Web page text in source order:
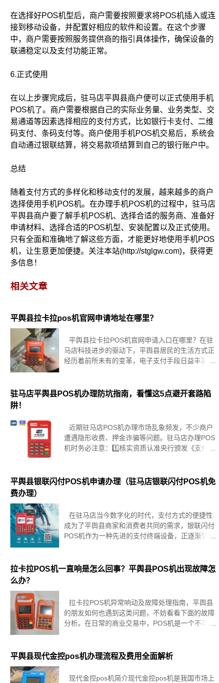
在选择好POS机型后，商户需要按照要求将POS机插入或连
接到移动设备，并配置好相应的软件和设置。在这个步骤
中，商户需要按照服务提供商的指引具体操作，确保设备的
联通稳定以及支付功能正常。
6.正式使用
在以上步骤完成后，驻马店平舆县商户便可以正式使用手机
POS机了。商户需要根据自己的实际业务量、业务类型、交
易通道等因素选择相应的支付方式，比如银行卡支付、二维
码支付、条码支付等。商户使用手机POS机交易后，系统会
自动通过银联结算，将交易款项结算到自己的银行账户中。
总结
随着支付方式的多样化和移动支付的发展，越来越多的商户
选择使用手机POS机。在办理手机POS机的过程中，驻马店
平舆县商户要了解手机POS机、选择合适的服务商、准备好
申请材料、选择合适的POS机型、安装配置以及正式使用。
只有全面和准确地了解这些方面，才能更好地使用手机POS
机，让生意更加便捷。关注本站(http://stglgw.com)，获得更
多信息！
相关文章
平舆县拉卡拉pos机官网申请地址在哪里？
平舆县拉卡拉POS机官网申请入口在哪里？在驻
马店科技进步的驱动下，平舆县居民的生活方式正
经历着前所未有的变革，电子支付手段日益丰富，
的兴趣渐增。本篇文章将
驻马店平舆县POS机办理防坑指南，看懂这5点避开套路陷
阱！
近期驻马店POS机办理市场乱象频发，不少商户
遭遇隐形收费、押金诈骗等问题。驻马店办理POS
机时务必注意：1️⃣核实资质认准央行颁发《支付业
平舆县银联闪付POS机申请办理（驻马店银联闪付POS机免
费办理）
在驻马店当今数字化的时代，支付方式的便捷性
成为了平舆县商家和消费者共同的需求，银联闪付
POS机作为一种先进的支付终端设备，正逐渐受到
势，帮助您更好地了解和
拉卡拉POS机一直响是怎么回事？平舆县POS机出现故障怎
么办？
拉卡拉POS机异常响动及故障处理指南，平舆县
的朋友如何也遇到这类问题，不妨看看下面的故障
分析。在日常的商业交易中，POS机是一个不可或
带来不便，POS机一
平舆县现代金控pos机办理流程及费用全面解析
现代金控pos机简介现代金控pos机是我国市场上